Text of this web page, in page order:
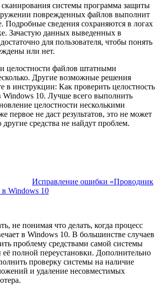
системы программа защиты
поврежденных файлов выполнит
Подробные сведения сохраняются в логах
Зачастую данных выведенных в
для пользователя, чтобы понять
или нет.
целостности файлов штатными
Другие возможные решения
в инструкции: Как проверить целостность
10. Лучше всего выполнить
целостности несколькими
первое не даст результатов, это не может
другие средства не найдут проблем.
Исправление ошибки «Проводник
в Windows 10
не понимая что делать, когда процесс
в Windows 10. В большинстве случаев
проблему средствами самой системы
её полной переустановки. Дополнительно
проверку системы на наличие
и удаление несовместимых